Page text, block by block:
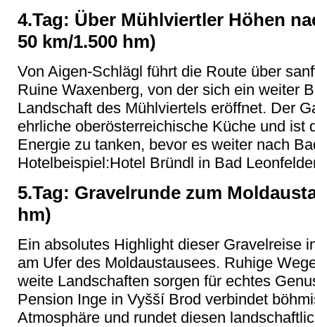
4.Tag: Über Mühlviertler Höhen
50 km/1.500 hm)
Von Aigen-Schlägl führt die Route über
Ruine Waxenberg, von der sich ein weiter
Landschaft des Mühlviertels eröffnet. Der
ehrliche oberösterreichische Küche und ist
Energie zu tanken, bevor es weiter nach
Hotelbeispiel:Hotel Bründl in Bad
5.Tag: Gravelrunde zum
hm)
Ein absolutes Highlight dieser Gravelreise
am Ufer des Moldaustausees. Ruhige
weite Landschaften sorgen für echtes
Pension Inge in Vyšší Brod verbindet
Atmosphäre und rundet diesen